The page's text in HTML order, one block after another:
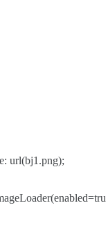
url(bj1.png);